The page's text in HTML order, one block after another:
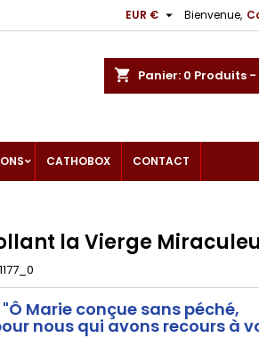
Bienvenue,
EUR € 
shopping_cart Panier: 0 Produits -
CATHOBOX CONTACT
la Vierge
1177_0
"Ô Marie conçue sans péché,
nous qui avons recours à